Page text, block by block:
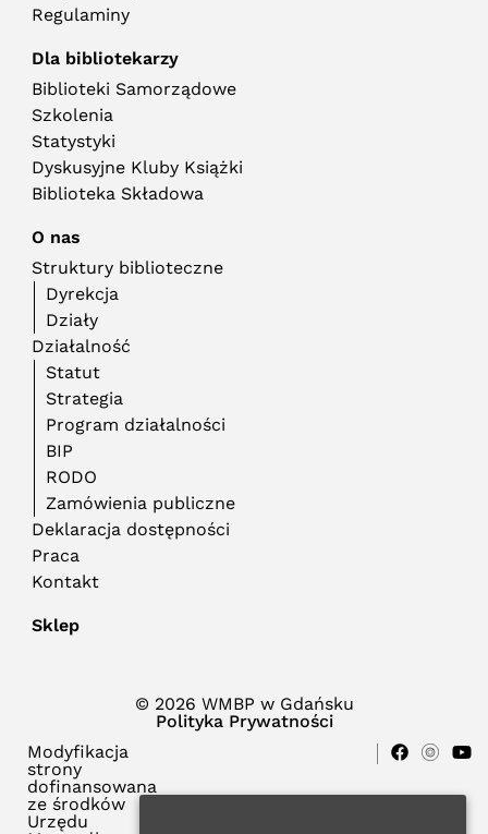
Regulaminy
Dla bibliotekarzy
Biblioteki Samorządowe
Szkolenia
Statystyki
Dyskusyjne Kluby Książki
Biblioteka Składowa
O nas
Struktury biblioteczne
Dyrekcja
Działy
Działalność
Statut
Strategia
Program działalności
BIP
RODO
Zamówienia publiczne
Deklaracja dostępności
Praca
Kontakt
Sklep
© 2026 WMBP w Gdańsku
Polityka Prywatności
Modyfikacja
strony
dofinansowana
ze środków
Urzędu